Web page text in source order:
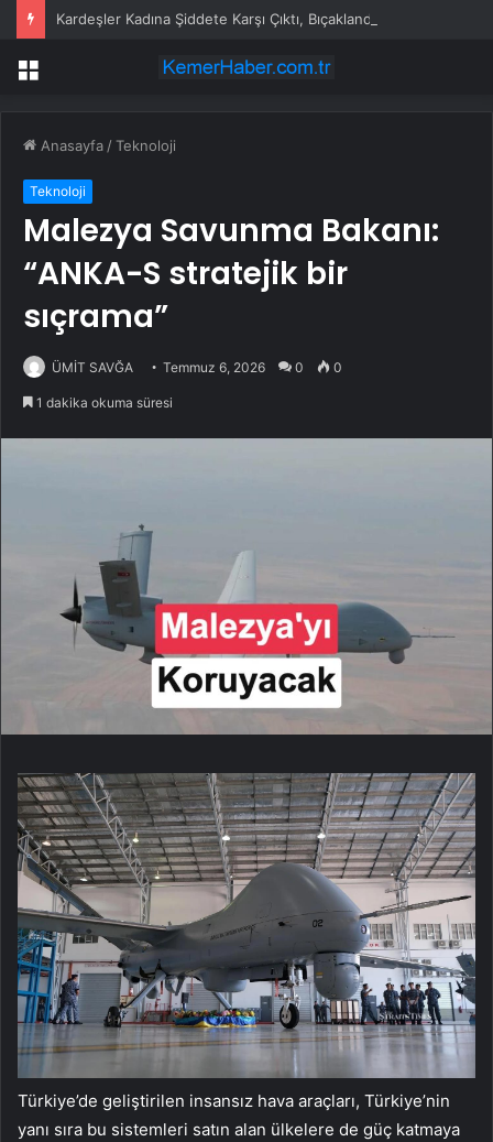
Kardeşler Kadına Şiddete Karşı Çıktı, Bıçaklandı
Menü
Anasayfa /Teknoloji
Teknoloji
Malezya Savunma Bakanı:
“ANKA-S stratejik bir
sıçrama”
ÜMİT SAVĞA Temmuz 6, 2026 0 0
1 dakika okuma süresi
Türkiye’de geliştirilen insansız hava araçları, Türkiye’nin
yanı sıra bu sistemleri satın alan ülkelere de güç katmaya